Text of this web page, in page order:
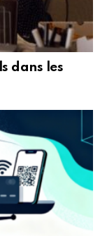
dans les